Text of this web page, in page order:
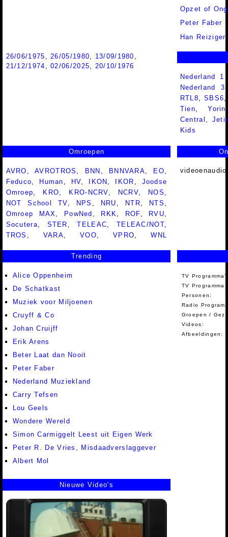
Opzet of
Peter Faber
Han Reiziger
26/06/1975 26/05/1980 13/09/1980
21/12/1974 ,02/06/2025
20/10/1976
Nederland
Nederland
RTL8,SBS6
Tien,Yorin
Central ,
Kids
Omroepen
AVRO ,AVROTROS BNN BNNVARA EO
Feduco
Human HV IKON IKOR
Joodse
Omroep
KRO KRO-NCRV NCRV NOS
NOT School TV
NPS NRU NTR NTS
Omroep MAX
PowNed RKK ROF RVU
Socutera
STER ,TELEAC TELEAC/NOT
TROS
VARA ,VOO ,VPRO ,WNL
Trending
Alice Oppenheim
De Schatkast
Muziek voor Miljoenen
Cruyff & Co
Johan Cruijff
Erik Arens
Beter Laat dan Nooit
Peter Faber
Nederland Muziekland
Carry Tefsen
Lou Geels
Wondere Wereld
Simon Carmiggelt Leest uit Eigen Werk
Peter R. De Vries, Misdaadverslaggever
Albert Mol
TV
TV Programma
Personen:
Radio
Groepen /
Videos:
Afbeeldingen:
Nieuwe Video's